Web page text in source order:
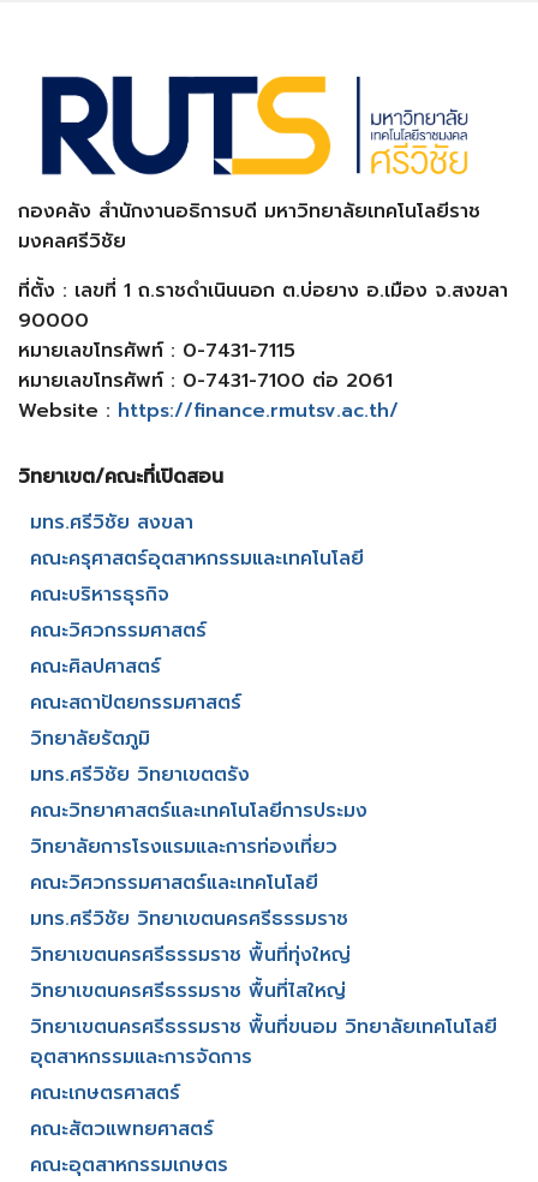
กองคลัง สำนักงานอธิการบดี มหาวิทยาลัยเทคโนโลยีราช
มงคลศรีวิชัย
ที่ตั้ง : เลขที่ 1 ถ.ราชดำเนินนอก ต.บ่อยาง อ.เมือง จ.สงขลา
90000
หมายเลขโทรศัพท์ : 0-7431-7115
หมายเลขโทรศัพท์ : 0-7431-7100 ต่อ 2061
Website : https://finance.rmutsv.ac.th/
วิทยาเขต/คณะที่เปิดสอน​
มทร.ศรีวิชัย สงขลา​
คณะครุศาสตร์อุตสาหกรรมและเทคโนโลยี​
คณะบริหารธุรกิจ​
คณะวิศวกรรมศาสตร์​
คณะศิลปศาสตร์​
คณะสถาปัตยกรรมศาสตร์
วิทยาลัยรัตภูมิ​
มทร.ศรีวิชัย วิทยาเขตตรัง
คณะวิทยาศาสตร์และเทคโนโลยีการประมง
วิทยาลัยการโรงแรมและการท่องเที่ยว
คณะวิศวกรรมศาสตร์และเทคโนโลยี
มทร.ศรีวิชัย วิทยาเขตนครศรีธรรมราช
วิทยาเขตนครศรีธรรมราช พื้นที่ทุ่งใหญ่
วิทยาเขตนครศรีธรรมราช พื้นที่ไสใหญ่
วิทยาเขตนครศรีธรรมราช พื้นที่ขนอม วิทยาลัยเทคโนโลยี
อุตสาหกรรมและการจัดการ
คณะเกษตรศาสตร์
คณะสัตวแพทยศาสตร์
คณะอุตสาหกรรมเกษตร